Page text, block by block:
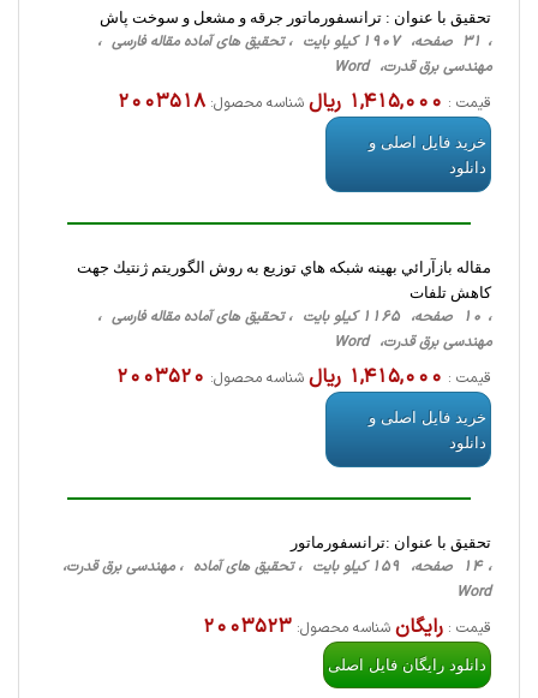
تحقیق با عنوان : ترانسفورماتور جرقه و مشعل و سوخت پاش
، 31 صفحه، 1907 کیلو بایت ، تحقیق های آماده مقاله فارسی ،
مهندسی برق قدرت، Word
قیمت : 1,415,000 ریال شناسه محصول: 2003518
خرید فایل اصلی و
دانلود
مقاله بازآرائي بهینه شبكه هاي توزيع به روش الگوريتم ژنتيك جهت
کاهش تلفات
، 10 صفحه، 1165 کیلو بایت ، تحقیق های آماده مقاله فارسی ،
مهندسی برق قدرت، Word
قیمت : 1,415,000 ریال شناسه محصول: 2003520
خرید فایل اصلی و
دانلود
تحقیق با عنوان :ترانسفورماتور
، 14 صفحه، 159 کیلو بایت ، تحقیق های آماده ، مهندسی برق قدرت،
Word
قیمت : رایگانشناسه محصول: 2003523
دانلود رایگان فایل اصلی